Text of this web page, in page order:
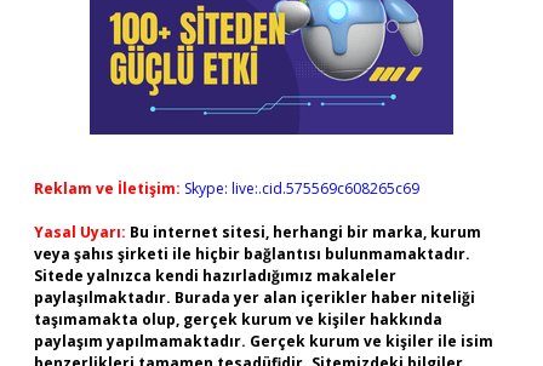
Reklam ve İletişim: Skype: live:.cid.575569c608265c69
Yasal Uyarı: Bu internet sitesi, herhangi bir marka, kurum
veya şahıs şirketi ile hiçbir bağlantısı bulunmamaktadır.
Sitede yalnızca kendi hazırladığımız makaleler
paylaşılmaktadır. Burada yer alan içerikler haber niteliği
taşımamakta olup, gerçek kurum ve kişiler hakkında
paylaşım yapılmamaktadır. Gerçek kurum ve kişiler ile isim